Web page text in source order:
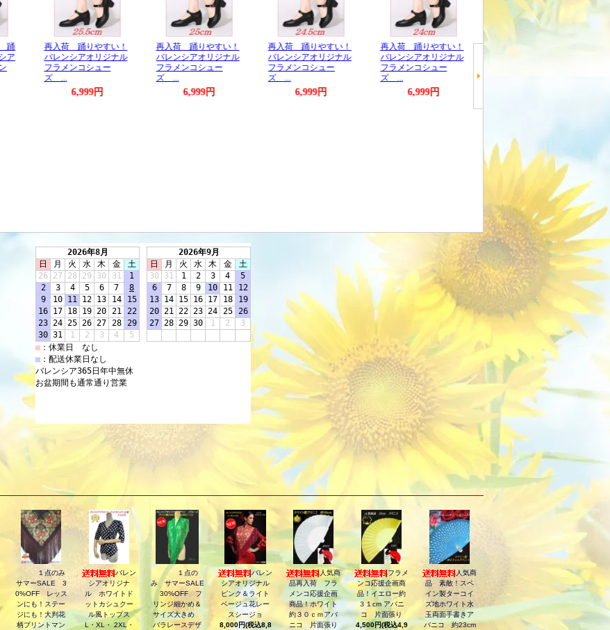
１点のみ
サマーSALE 3
0%OFF レッス
ンにも！ステー
ジにも！大判花
柄プリントマン
バレン
シアオリジナ
ル ホワイトド
ットカシュクー
ル風トップス
L・XL・ 2XL・
１点の
み サマーSALE
30%OFF フ
リンジ細かめ＆
サイズ大きめ
バラレースデザ
バレン
シアオリジナル
ピンク＆ライト
ベージュ花レー
スシージョ
8,000円(税込8,8
人気商
品再入荷 フラ
メンコ応援企画
商品！ホワイト
約３０ｃｍアバ
ニコ 片面張り
フラメ
ンコ応援企画商
品！イエロー約
３１cm アバニ
コ 片面張り
4,500円(税込4,9
人気商
品 素敵！スペ
イン製ターコイ
ズ地ホワイト水
玉両面手書きア
バニコ 約23cm